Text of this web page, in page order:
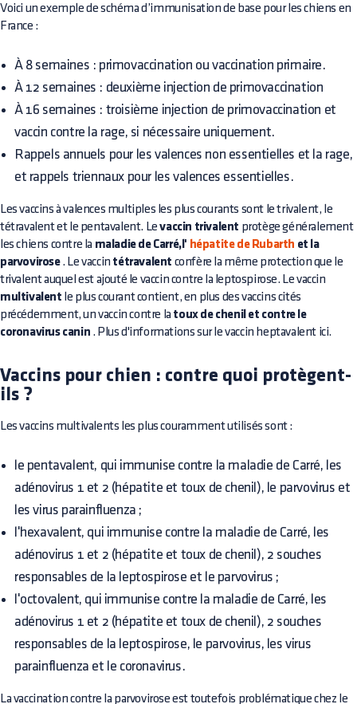
Voici un exemple de schéma d’immunisation de base pour les chiens en
France :
À 8 semaines : primovaccination ou vaccination primaire.
À 12 semaines : deuxième injection de primovaccination
À 16 semaines : troisième injection de primovaccination et
vaccin contre la rage, si nécessaire uniquement.
Rappels annuels pour les valences non essentielles et la rage,
et rappels triennaux pour les valences essentielles.
Les vaccins à valences multiples les plus courants sont le trivalent, le
tétravalent et le pentavalent. Levaccin trivalent protège généralement
les chiens contre la maladie de Carré,l' hépatite de Rubarth et la
parvovirose. Le vaccin tétravalent confère la même protection que le
trivalent auquel est ajouté le vaccin contre la leptospirose. Le vaccin
multivalent le plus courant contient, en plus des vaccins cités
précédemment, un vaccin contre la toux de chenil et contre le
coronavirus canin . Plus d'informations sur le vaccin heptavalent ici.
Vaccins pour chien : contre quoi protègent-
ils ?
Les vaccins multivalents les plus couramment utilisés sont :
le pentavalent, qui immunise contre la maladie de Carré, les
adénovirus 1 et 2 (hépatite et toux de chenil), le parvovirus et
les virus parainfluenza ;
l'hexavalent, qui immunise contre la maladie de Carré, les
adénovirus 1 et 2 (hépatite et toux de chenil), 2 souches
responsables de la leptospirose et le parvovirus ;
l'octovalent, qui immunise contre la maladie de Carré, les
adénovirus 1 et 2 (hépatite et toux de chenil), 2 souches
responsables de la leptospirose, le parvovirus, les virus
parainfluenza et le coronavirus.
La vaccination contre la parvovirose est toutefois problématique chez le